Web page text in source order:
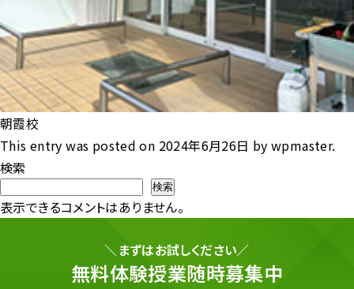
朝霞校
This entry was posted on 2024年6月26日 by wpmaster.
検索
検索
表示できるコメントはありません。
＼まずはお試しください／
無料体験授業随時募集中